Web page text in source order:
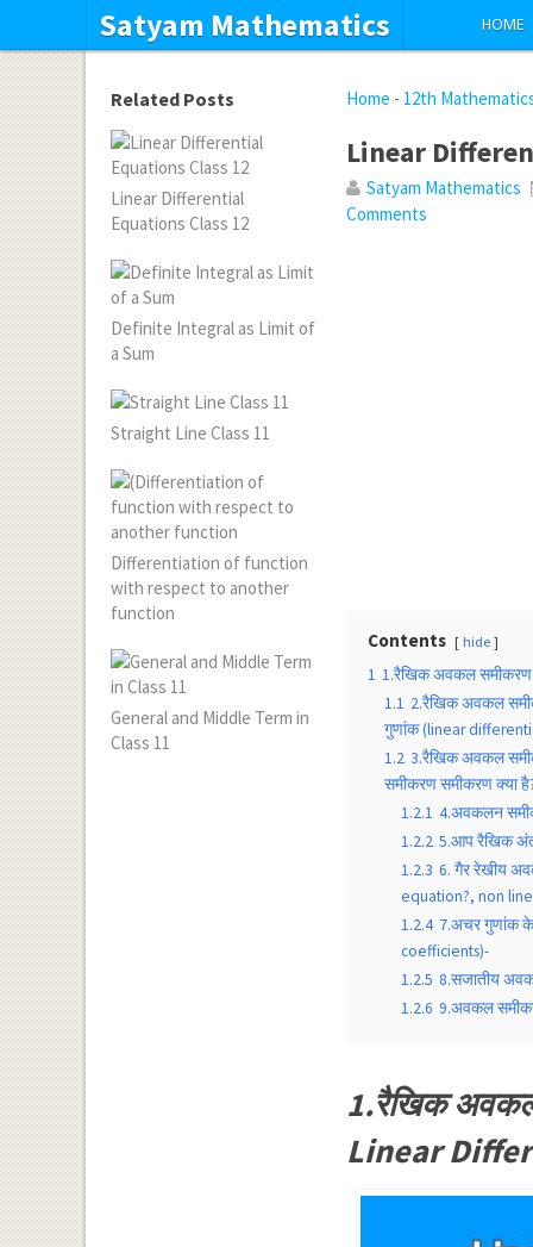
Satyam Mathematics HOME
Home - 12th
Linear
Satyam Mathematics
Comments
Contents hide
1 1.रैखिक अवकल समीकरण
1.1 2.रैखिक अवकल
गुणांक (linear
1.2 3.रैखिक अवकल
समीकरण समीकरण क्या
1.2.1 4.अवकलन
1.2.2 5.आप रैखिक
1.2.3 6. गैर रेखीय
equation?, non
1.2.4 7.अचर गुणांक
coefficients)-
1.2.5 8.सजातीय
1.2.6 9.अवकल
1.रैखिक
Linear
Related Posts
Linear Differential
Equations Class 12
Definite Integral as Limit of
a Sum
Straight Line Class 11
Differentiation of function
with respect to another
function
General and Middle Term in
Class 11